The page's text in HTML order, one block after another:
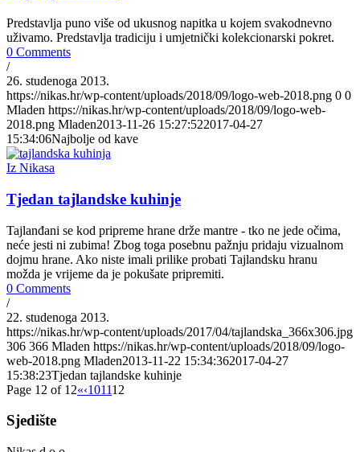
Predstavlja puno više od ukusnog napitka u kojem svakodnevno
uživamo. Predstavlja tradiciju i umjetnički kolekcionarski pokret.
0 Comments
/
26. studenoga 2013.
https://nikas.hr/wp-content/uploads/2018/09/logo-web-2018.png 0 0
Mladen https://nikas.hr/wp-content/uploads/2018/09/logo-web-
2018.png Mladen2013-11-26 15:27:522017-04-27
15:34:06Najbolje od kave
Iz Nikasa
Tjedan tajlandske kuhinje
Tajlanđani se kod pripreme hrane drže mantre - tko ne jede očima,
neće jesti ni zubima! Zbog toga posebnu pažnju pridaju vizualnom
dojmu hrane. Ako niste imali prilike probati Tajlandsku hranu
možda je vrijeme da je pokušate pripremiti.
0 Comments
/
22. studenoga 2013.
https://nikas.hr/wp-content/uploads/2017/04/tajlandska_366x306.jpg
306 366 Mladen https://nikas.hr/wp-content/uploads/2018/09/logo-
web-2018.png Mladen2013-11-22 15:34:362017-04-27
15:38:23Tjedan tajlandske kuhinje
Page 12 of 12«‹101112
Sjedište